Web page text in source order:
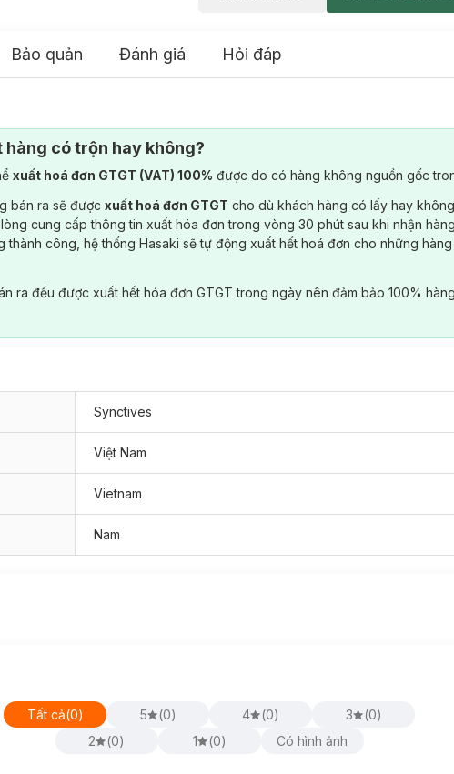
Bảo quản Đánh giá Hỏi đáp
hàng có trộn hay không?
xuất hoá đơn GTGT (VAT) 100% được do có hàng không nguồn gốc
bán ra sẽ được xuất hoá đơn GTGT cho dù khách hàng có lấy hay
cung cấp thông tin xuất hóa đơn trong vòng 30 phút sau khi nhận
thành công, hệ thống Hasaki sẽ tự động xuất hết hoá đơn cho những
ra đều được xuất hết hóa đơn GTGT trong ngày nên đảm bảo 100%
Synctives
Việt Nam
Vietnam
Nam
Tất cả(0) 5 (0) 4 (0) 3 (0)
2
(0) 1 (0) Có hình ảnh